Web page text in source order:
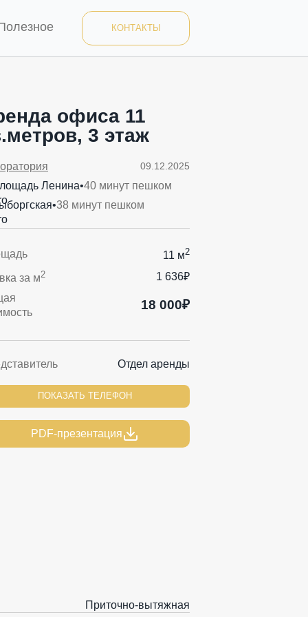
КОНТАКТЫ
офиса 11
3 этаж
09.12.2025
Ленина•40 минут пешком
•38 минут пешком
11 м2
за м2
1 636₽
18 000₽
Отдел аренды
ПОКАЗАТЬ ТЕЛЕФОН
PDF-презентация
Приточно-вытяжная